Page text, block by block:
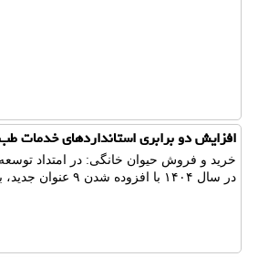
افزایش دو برابری استانداردهای خدمات
خرید و فروش حیوان خانگی: در امتداد
در سال ۱۴۰۴ با افزوده شدن ۹ عنوان جدید، به ۱۶ مورد افزایش پیدا کرد.